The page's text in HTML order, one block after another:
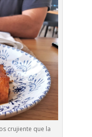
crujiente que la